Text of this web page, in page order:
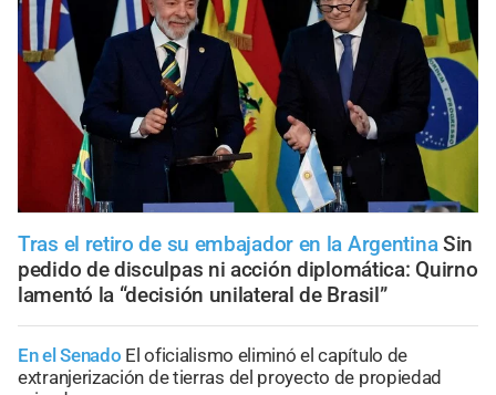
Tras el retiro de su embajador en la Argentina Sin
pedido de disculpas ni acción diplomática: Quirno
lamentó la “decisión unilateral de Brasil”
En el Senado El oficialismo eliminó el capítulo de
extranjerización de tierras del proyecto de propiedad